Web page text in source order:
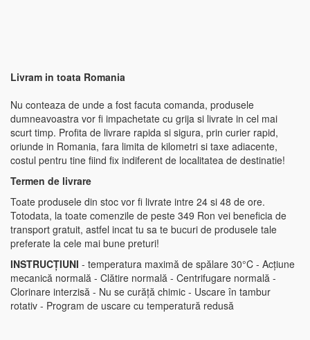
Livram in toata Romania
Nu conteaza de unde a fost facuta comanda, produsele
dumneavoastra vor fi impachetate cu grija si livrate in cel mai
scurt timp. Profita de livrare rapida si sigura, prin curier rapid,
oriunde in Romania, fara limita de kilometri si taxe adiacente,
costul pentru tine fiind fix indiferent de localitatea de destinatie!
Termen de livrare
Toate produsele din stoc vor fi livrate intre 24 si 48 de ore.
Totodata, la toate comenzile de peste 349 Ron vei beneficia de
transport gratuit, astfel incat tu sa te bucuri de produsele tale
preferate la cele mai bune preturi!
INSTRUCȚIUNI - temperatura maximă de spălare 30°C - Acțiune
mecanică normală - Clătire normală - Centrifugare normală -
Clorinare interzisă - Nu se curăță chimic - Uscare în tambur
rotativ - Program de uscare cu temperatură redusă